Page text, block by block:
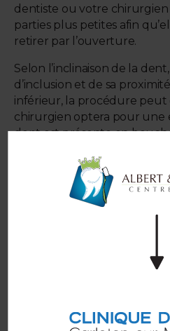
dentiste ou votre
parties plus petites afin
retirer par l’ouverture.
Selon l’inclinaison de la
d’inclusion et de sa
inférieur, la procédure peut
chirurgien optera pour une
dent est présente en
complexe si la dent est
d'une extraction complexe,
inciser la gencive, tailler l’os
libérer la dent et refermer
de suture. Parfois, il peut
Une fois vos dents de
le dentiste ou le chirurgien.